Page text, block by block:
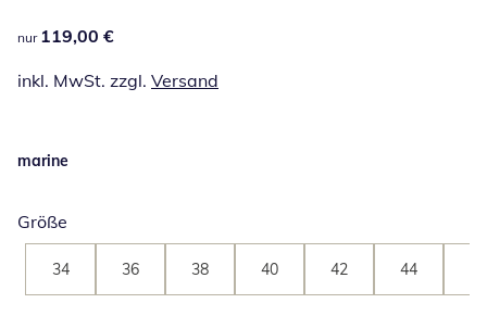
119,00 €
nur 119,00 €
inkl. MwSt. zzgl. Versand
marine
Größe
34 36 38 40 42 44